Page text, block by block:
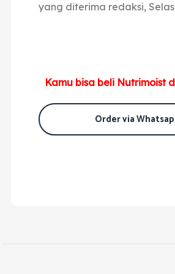
yang diterima redaksi,
Kamu bisa beli Nutrimoist
Order via